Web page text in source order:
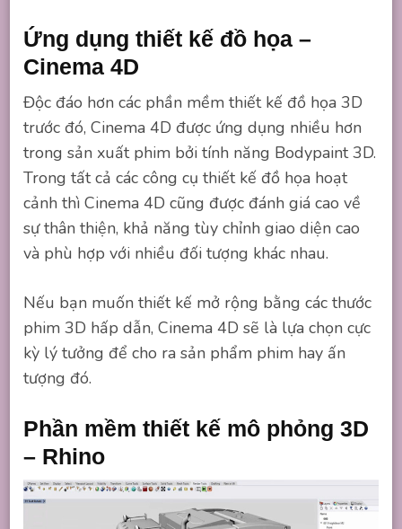
Ứng dụng thiết kế đồ họa –
Cinema 4D
Độc đáo hơn các phần mềm thiết kế đồ họa 3D
trước đó, Cinema 4D được ứng dụng nhiều hơn
trong sản xuất phim bởi tính năng Bodypaint 3D.
Trong tất cả các công cụ thiết kế đồ họa hoạt
cảnh thì Cinema 4D cũng được đánh giá cao về
sự thân thiện, khả năng tùy chỉnh giao diện cao
và phù hợp với nhiều đối tượng khác nhau.
Nếu bạn muốn thiết kế mở rộng bằng các thước
phim 3D hấp dẫn, Cinema 4D sẽ là lựa chọn cực
kỳ lý tưởng để cho ra sản phẩm phim hay ấn
tượng đó.
Phần mềm thiết kế mô phỏng 3D
– Rhino